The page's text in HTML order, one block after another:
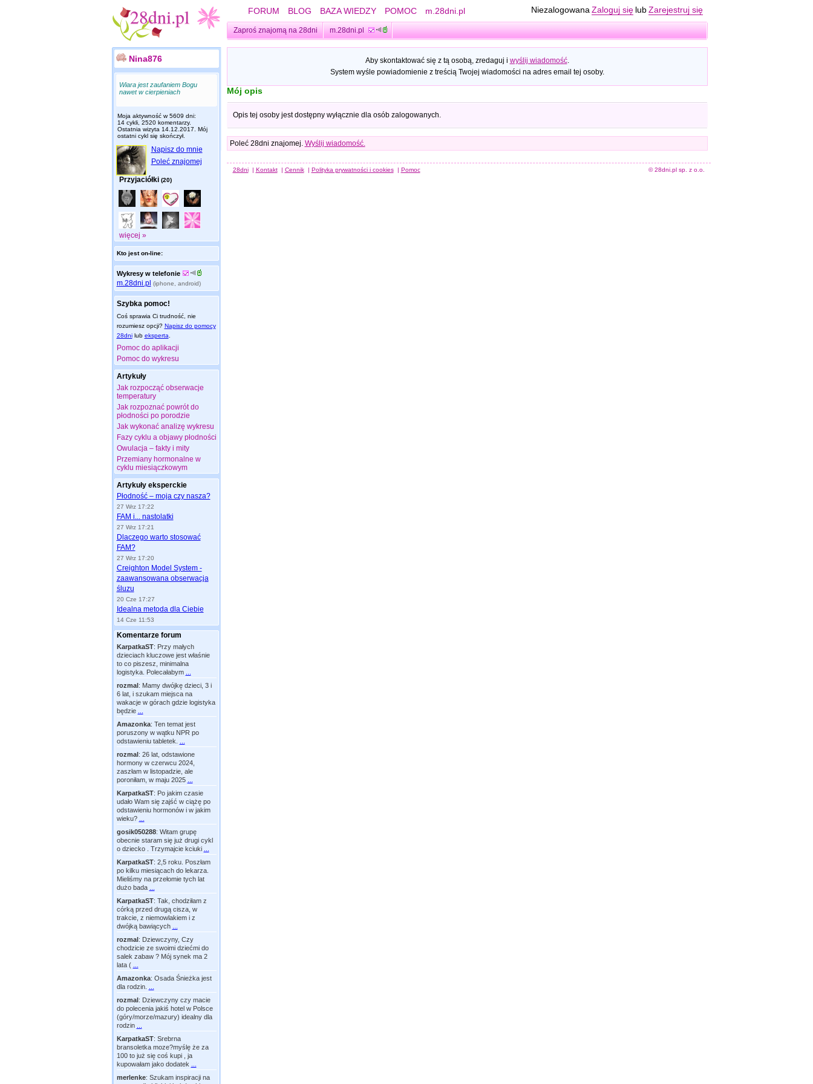
FORUM BLOG BAZA WIEDZY POMOC m.28dni.pl Niezalogowana Zaloguj się lub Zarejestruj się
Zaproś znajomą na 28dni m.28dni.pl
Nina876
Wiara jest zaufaniem Bogu
nawet w cierpieniach
Moja aktywność w 5609 dni:
14 cykli, 2520 komentarzy.
Ostatnia wizyta 14.12.2017 . Mój
ostatni cykl się skończył.
Napisz do mnie
Poleć znajomej
Przyjaciółki (20)
więcej »
Kto jest on-line:
Wykresy w telefonie
m.28dni.pl (iphone, android)
Szybka pomoc!
Coś sprawia Ci trudność, nie
rozumiesz opcji? Napisz do pomocy
28dnilub eksperta
Pomoc do aplikacji
Pomoc do wykresu
Artykuły
Jak rozpocząć obserwacje
temperatury
Jak rozpoznać powrót do
płodności po porodzie
Jak wykonać analizę wykresu
Fazy cyklu a objawy płodności
Owulacja – fakty i mity
Przemiany hormonalne w
cyklu miesiączkowym
Artykuły eksperckie
Płodność – moja czy nasza?
27 Wrz 17:22
FAM i... nastolatki
27 Wrz 17:21
Dlaczego warto stosować
FAM?
27 Wrz 17:20
Creighton Model System -
zaawansowana obserwacja
śluzu
20 Cze 17:27
Idealna metoda dla Ciebie
14 Cze 11:53
Komentarze forum
KarpatkaST: Przy małych
dzieciach kluczowe jest właśnie
to co piszesz, minimalna
logistyka. Polecałabym
rozmal: Mamy dwójkę dzieci, 3 i
6 lat, i szukam miejsca na
wakacje w górach gdzie logistyka
będzie
Amazonka: Ten temat jest
poruszony w wątku NPR po
odstawieniu tabletek.
rozmal: 26 lat, odstawione
hormony w czerwcu 2024,
zaszłam w listopadzie, ale
poroniłam, w maju 2025
KarpatkaST: Po jakim czasie
udało Wam się zajść w ciążę po
odstawieniu hormonów i w jakim
wieku?
gosik050288: Witam grupę
obecnie staram się już drugi cykl
o dziecko . Trzymajcie kciuki
KarpatkaST: 2,5 roku. Poszłam
po kilku miesiącach do lekarza.
Mieliśmy na przełomie tych lat
dużo bada
KarpatkaST: Tak, chodziłam z
córką przed drugą cisza, w
trakcie, z niemowlakiem i z
dwójką bawiących
rozmal: Dziewczyny, Czy
chodzicie ze swoimi dziećmi do
salek zabaw ? Mój synek ma 2
lata (
Amazonka: Osada Śnieżka jest
dla rodzin.
rozmal: Dziewczyny czy macie
do polecenia jakiś hotel w Polsce
(góry/morze/mazury) idealny dla
rodzin
KarpatkaST: Srebrna
bransoletka moze?myślę że za
100 to już się coś kupi , ja
kupowałam jako dodatek
merlenke: Szukam inspiracji na
Aby skontaktować się z tą osobą, zredaguj i wyślij wiadomość.
System wyśle powiadomienie z treścią Twojej wiadomości na adres email tej osoby.
Mój opis
Opis tej osoby jest dostępny wyłącznie dla osób zalogowanych.
Poleć 28dni znajomej. Wyślij wiadomość.
28dni | Kontakt | Cennik | Polityka prywatności i cookies | Pomoc © 28dni.pl sp. z o.o.